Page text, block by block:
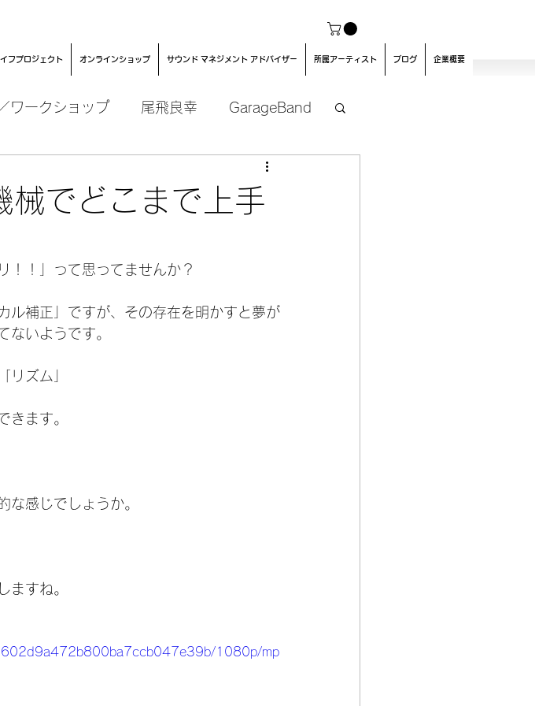
フプロジェクト オンラインショップ サウンド マネジメント アドバイザー 所属アーティスト ブログ 企業概要
ワークショップ 尾飛良幸 GarageBand
械でどこまで上手
！！」って思ってませんか？
ル補正」ですが、その存在を明かすと夢が
ないようです。
リズム」
きます。
な感じでしょうか。
ますね。
1080p/mp